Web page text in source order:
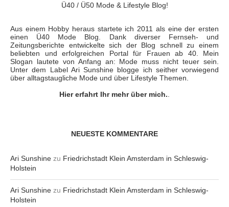
Ü40 / Ü50 Mode & Lifestyle Blog!
Aus einem Hobby heraus startete ich 2011 als eine der ersten
einen Ü40 Mode Blog. Dank diverser Fernseh- und
Zeitungsberichte entwickelte sich der Blog schnell zu einem
beliebten und erfolgreichen Portal für Frauen ab 40. Mein
Slogan lautete von Anfang an: Mode muss nicht teuer sein.
Unter dem Label Ari Sunshine blogge ich seither vorwiegend
über alltagstaugliche Mode und über Lifestyle Themen.
Hier erfahrt Ihr mehr über mich.
NEUESTE KOMMENTARE
Ari Sunshine zu Friedrichstadt Klein Amsterdam in Schleswig-
Holstein
Ari Sunshine zu Friedrichstadt Klein Amsterdam in Schleswig-
Holstein